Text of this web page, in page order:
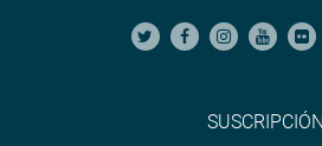
SUSCRIPCIÓN